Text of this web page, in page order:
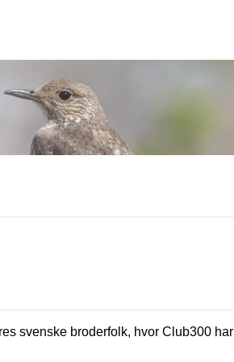
svenske broderfolk, hvor Club300 har